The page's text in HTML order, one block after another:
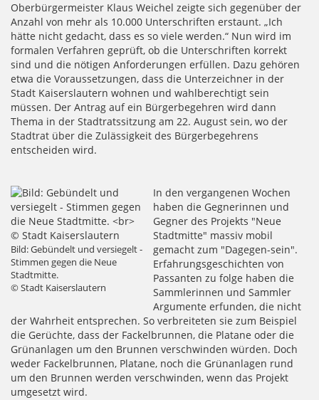
Oberbürgermeister Klaus Weichel zeigte sich gegenüber der
Anzahl von mehr als 10.000 Unterschriften erstaunt. „Ich
hätte nicht gedacht, dass es so viele werden.“ Nun wird im
formalen Verfahren geprüft, ob die Unterschriften korrekt
sind und die nötigen Anforderungen erfüllen. Dazu gehören
etwa die Voraussetzungen, dass die Unterzeichner in der
Stadt Kaiserslautern wohnen und wahlberechtigt sein
müssen. Der Antrag auf ein Bürgerbegehren wird dann
Thema in der Stadtratssitzung am 22. August sein, wo der
Stadtrat über die Zulässigkeit des Bürgerbegehrens
entscheiden wird.
Bild: Gebündelt und versiegelt -
Stimmen gegen die Neue
Stadtmitte.
© Stadt Kaiserslautern
In den vergangenen Wochen
haben die Gegnerinnen und
Gegner des Projekts "Neue
Stadtmitte" massiv mobil
gemacht zum "Dagegen-sein".
Erfahrungsgeschichten von
Passanten zu folge haben die
Sammlerinnen und Sammler
Argumente erfunden, die nicht
der Wahrheit entsprechen. So verbreiteten sie zum Beispiel
die Gerüchte, dass der Fackelbrunnen, die Platane oder die
Grünanlagen um den Brunnen verschwinden würden. Doch
weder Fackelbrunnen, Platane, noch die Grünanlagen rund
um den Brunnen werden verschwinden, wenn das Projekt
umgesetzt wird.